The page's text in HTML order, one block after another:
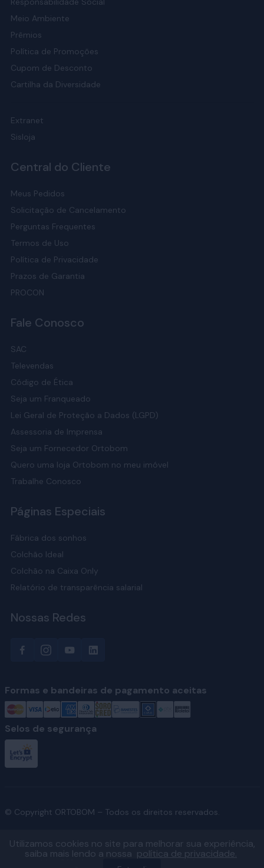
Meio Ambiente
Prêmios
Política de Promoções
Cupom de Desconto
Cartilha da Diversidade
Extranet
Sisloja
Central do Cliente
Meus Pedidos
Solicitação de Cancelamento
Perguntas Frequentes
Termos de Uso
Política de Privacidade
Prazos de Garantia
PROCON
Fale Conosco
SAC
Televendas
Código de Ética
Seja um Franqueado
Lei Geral de Proteção a Dados (LGPD)
Assessoria de Imprensa
Seja um Fornecedor Ortobom
Quero uma loja Ortobom no meu imóvel
Trabalhe Conosco
Páginas Especiais
Fábrica dos sonhos
Colchão Ideal
Colchão na Caixa Only
Relatório de transparência salarial
Nossas Redes
Formas e bandeiras de pagamento aceitas
Selos de segurança
© Copyright ORTOBOM – Todos os direitos reservados.
Ver fábricas e regiões atendidas
Utilizamos cookies no site para melhorar sua experiência,
saiba mais lendo a nossa política de privacidade.